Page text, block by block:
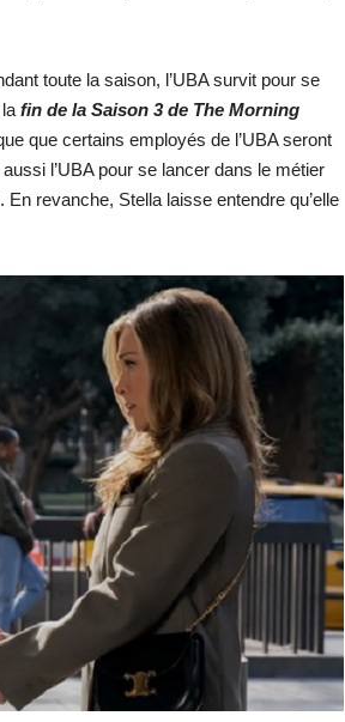
toute la saison, l’UBA survit pour se
fin de la Saison 3 de The Morning
que certains employés de l’UBA seront
l’UBA pour se lancer dans le métier
revanche, Stella laisse entendre qu’elle